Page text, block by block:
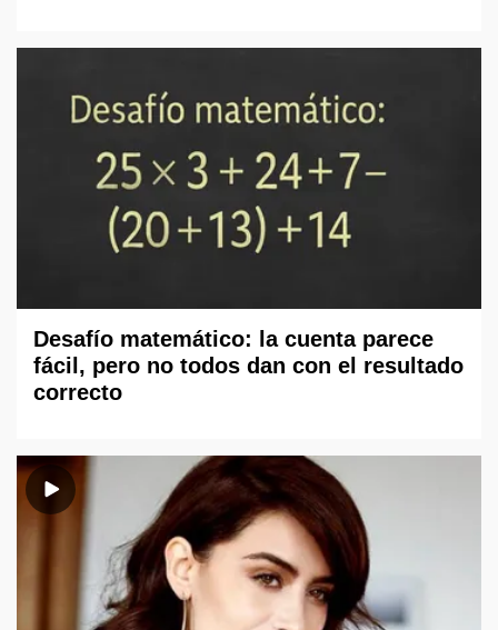
Desafío matemático: la cuenta parece
fácil, pero no todos dan con el resultado
correcto